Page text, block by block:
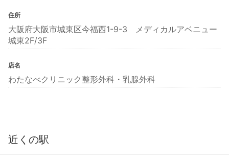
住所
大阪府大阪市城東区今福西1-9-3 メディカルアベニュー
城東2F/3F
店名
わたなべクリニック整形外科・乳腺外科
近くの駅